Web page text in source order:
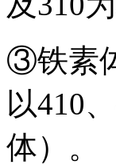
③铁素
以410
体）。